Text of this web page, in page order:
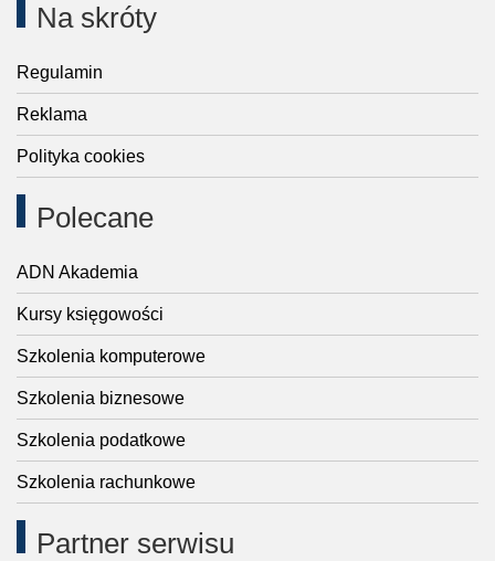
Na skróty
Regulamin
Reklama
Polityka cookies
Polecane
ADN Akademia
Kursy księgowości
Szkolenia komputerowe
Szkolenia biznesowe
Szkolenia podatkowe
Szkolenia rachunkowe
Partner serwisu